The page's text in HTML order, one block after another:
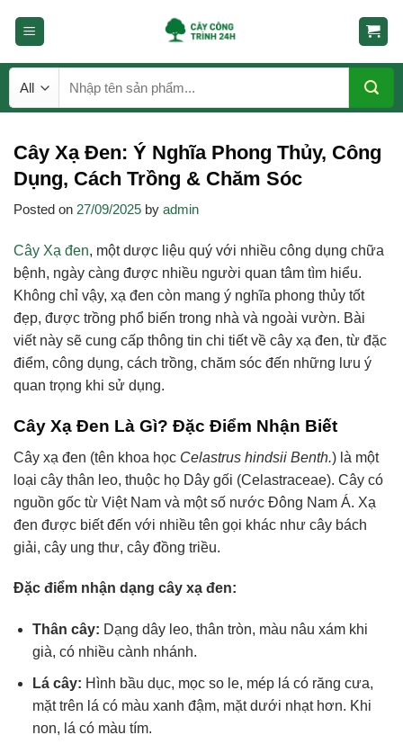
kiếm:
Cây Xạ Đen: Ý Nghĩa Phong Thủy, Công
Dụng, Cách Trồng & Chăm Sóc
Posted on 27/09/2025 by admin
Cây Xạ đen, một dược liệu quý với nhiều công dụng chữa
bệnh, ngày càng được nhiều người quan tâm tìm hiểu.
Không chỉ vậy, xạ đen còn mang ý nghĩa phong thủy tốt
đẹp, được trồng phổ biến trong nhà và ngoài vườn. Bài
viết này sẽ cung cấp thông tin chi tiết về cây xạ đen, từ đặc
điểm, công dụng, cách trồng, chăm sóc đến những lưu ý
quan trọng khi sử dụng.
Cây Xạ Đen Là Gì? Đặc Điểm Nhận Biết
Cây xạ đen (tên khoa học Celastrus hindsii Benth.) là một
loại cây thân leo, thuộc họ Dây gối (Celastraceae). Cây có
nguồn gốc từ Việt Nam và một số nước Đông Nam Á. Xạ
đen được biết đến với nhiều tên gọi khác như cây bách
giải, cây ung thư, cây đồng triều.
Đặc điểm nhận dạng cây xạ đen:
Thân cây: Dạng dây leo, thân tròn, màu nâu xám khi
già, có nhiều cành nhánh.
Lá cây: Hình bầu dục, mọc so le, mép lá có răng cưa,
mặt trên lá có màu xanh đậm, mặt dưới nhạt hơn. Khi
non, lá có màu tím.